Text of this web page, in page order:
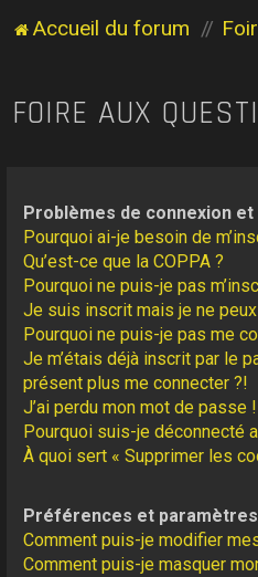
Accueil du forum
FOIRE AUX
Problèmes de connexion et
Pourquoi ai-je besoin de
Qu’est-ce que la COPPA ?
Pourquoi ne puis-je pas
Je suis inscrit mais je ne
Pourquoi ne puis-je pas me
Je m’étais déjà inscrit par le
présent plus me connecter ?!
J’ai perdu mon mot de passe !
Pourquoi suis-je déconnecté
À quoi sert « Supprimer les
Préférences et
Comment puis-je modifier
Comment puis-je masquer